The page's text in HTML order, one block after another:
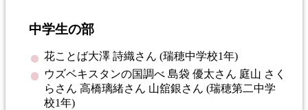
中学生の部
花ことば大澤 詩織さん (瑞穂中学校1年)
ウズベキスタンの国調べ 島袋 優太さん 庭山 さく
らさん 高橋璃緒さん 山舘銀さん (瑞穂第二中学
校1年)